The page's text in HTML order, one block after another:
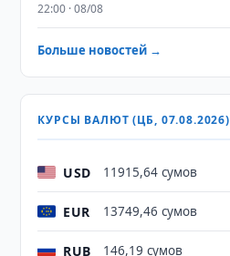
22:00 · 08/08
Больше новостей →
КУРСЫ ВАЛЮТ (ЦБ, 07.08.2026)
USD 11915,64 сумов
EUR 13749,46 сумов
RUB 146,19 сумов